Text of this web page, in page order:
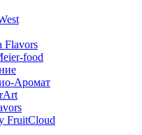
Flavors
food
Аромат
FruitCloud